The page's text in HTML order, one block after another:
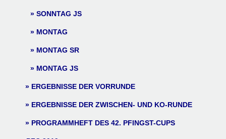
SONNTAG JS
MONTAG
MONTAG SR
MONTAG JS
ERGEBNISSE DER VORRUNDE
ERGEBNISSE DER ZWISCHEN- UND KO-RUNDE
PROGRAMMHEFT DES 42. PFINGST-CUPS